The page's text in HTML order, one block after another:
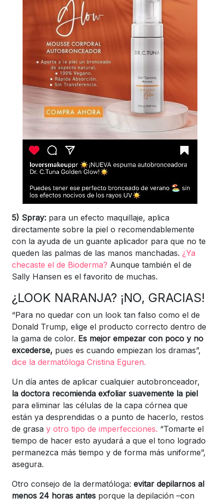
5) Spray: para un efecto maquillaje, aplica
directamente sobre la piel o recomendablemente
con la ayuda de un guante aplicador para que no te
queden las palmas de las manos manchadas. ¿Ya
checaste el de Bioderma? Aunque también el de
Sally Hansen es el favorito de muchas.
¿LOOK NARANJA? ¡NO, GRACIAS!
“Para no quedar con un look tan falso como el de
Donald Trump, elige el producto correcto dentro de
la gama de color. Es mejor empezar con poco y no
excederse, pues es cuando empiezan los dramas”,
dice la dermatóloga Cristina Eguren.
Un día antes de aplicar cualquier autobronceador,
la doctora recomienda exfoliar suavemente la piel
para eliminar las células de la capa córnea que
están ya desprendidas o a punto de hacerlo, restos
de grasa y otro tipo de imperfecciones. “Tomarte el
tiempo de hacer esto ayudará a que el tono logrado
permanezca más tiempo y de forma más uniforme”,
asegura.
Otro consejo de la dermatóloga: evitar depilarnos al
menos 24 horas antes porque la depilación –con